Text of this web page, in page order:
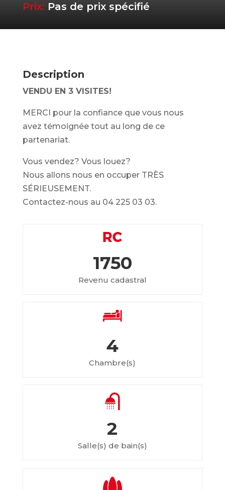
Prix: Pas de prix spécifié
Description
VENDU EN 3 VISITES!
MERCI pour la confiance que vous nous
avez témoignée tout au long de ce
partenariat.
Vous vendez? Vous louez?
Nous allons nous en occuper TRÈS
SÉRIEUSEMENT.
Contactez-nous au 04 225 03 03.
1750
Revenu cadastral
4
Chambre(s)
2
Salle(s) de bain(s)